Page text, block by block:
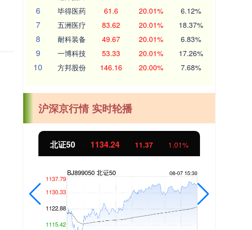
6 毕得医药 61.6 20.01% 6.12%
7 五洲医疗 83.62 20.01% 18.37%
8 耐科装备 49.67 20.01% 6.83%
9 一博科技 53.33 20.01% 17.26%
10 方邦股份 146.16 20.00% 7.68%
沪深京行情 实时轮播
北证50 1134.24 11.37 1.01%